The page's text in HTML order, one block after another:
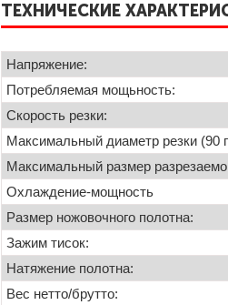
ТЕХНИЧЕСКИЕ
Напряжение:
Потребляемая мощьность:
Скорость резки:
Максимальный диаметр резки (90
Максимальный размер
Охлаждение-мощность
Размер ножовочного полотна:
Зажим тисок:
Натяжение полотна:
Вес нетто/брутто: